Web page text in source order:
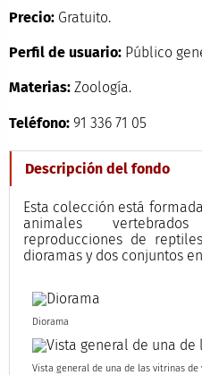
Precio:Gratuito.
Perfil de usuario:Público
Materias:Zoología.
Teléfono:91 336 71 05
Descripción del fondo
Esta colección está
animales
reproducciones de
dioramas y dos conjuntos
Diorama
Vista general de una de las vitrinas de